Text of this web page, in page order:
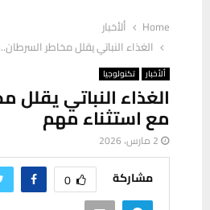
Home
ألأخبار
الغذاء النباتي يقلل مخاطر
ألأخبار تكنولوجيا
الغذاء النباتي يقلل
مع استثناء مهم
2 مارس، 2026
مشاركة 0